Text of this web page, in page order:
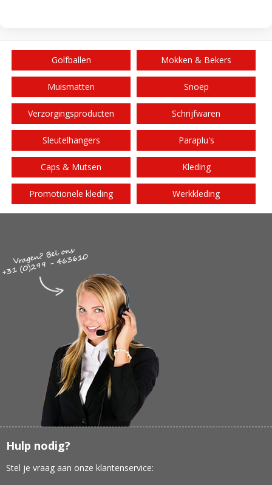
Golfballen Mokken & Bekers
Muismatten Snoep
Verzorgingsproducten Schrijfwaren
Sleutelhangers Paraplu's
Caps & Mutsen Kleding
Promotionele kleding Werkkleding
Hulp nodig?
Stel je vraag aan onze klantenservice: